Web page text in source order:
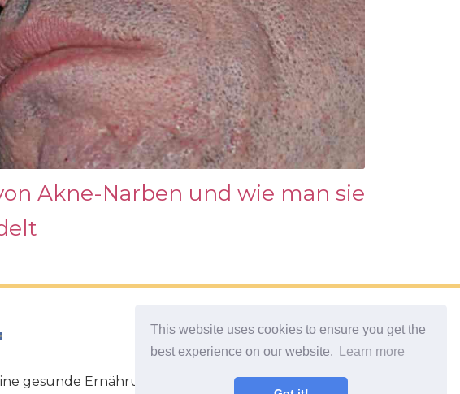
This website uses cookies to ensure you get the
best experience on our website.
Learn more
Akne-Narben und wie man sie
gesunde Ernährung. Übungen für das Gehirn.